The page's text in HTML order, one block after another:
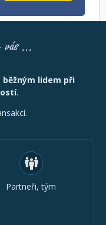
běžným lidem při
.
Partneři, tým